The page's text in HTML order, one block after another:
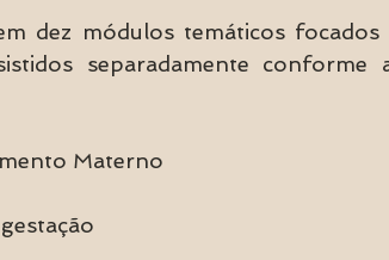
dez módulos temáticos focados
separadamente conforme
Materno